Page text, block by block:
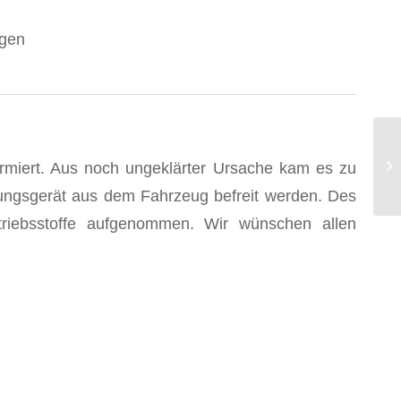
Aus noch ungeklärter Ursache kam es zu
aus dem Fahrzeug befreit werden. Des
aufgenommen. Wir wünschen allen